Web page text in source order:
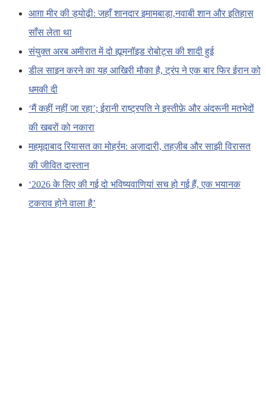
आग़ा मीर की ड्योढ़ी: जहाँ शानदार इमामबाड़ा,नवाबी शान और इतिहास
साँस लेता था
संयुक्त अरब अमीरात में दो ह्यूमनॉइड रोबोट्स की शादी हुई
डील साइन करने का यह आखिरी मौका है, ट्रंप ने एक बार फिर ईरान को
धमकी दी
‘मैं कहीं नहीं जा रहा’; ईरानी राष्ट्रपति ने इस्तीफ़े और अंदरूनी मतभेदों
की खबरों को नकारा
महमूदाबाद रियासत का मोहर्रम: अज़ादारी, तहज़ीब और साझी विरासत
की जीवित दास्तान
‘2026 के लिए की गई दो भविष्यवाणियां सच हो गई हैं, एक भयानक
टकराव होने वाला है’